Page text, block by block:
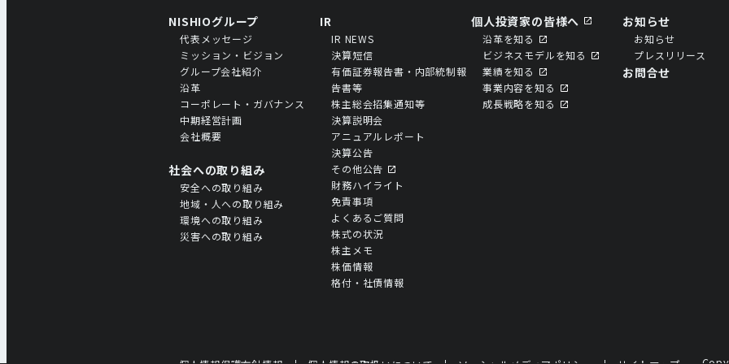
NISHIOグループ
代表メッセージ
ミッション・ビジョン
グループ会社紹介
沿革
コーポレート・ガバナンス
中期経営計画
会社概要
社会への取り組み
安全への取り組み
地域・人への取り組み
環境への取り組み
災害への取り組み
IR
IR NEWS
決算短信
有価証券報告書・内部統制報
告書等
株主総会招集通知等
決算説明会
アニュアルレポート
決算公告
その他公告
財務ハイライト
免責事項
よくあるご質問
株式の状況
株主メモ
株価情報
格付・社債情報
個人投資家の皆様へ
沿革を知る
ビジネスモデルを知る
業績を知る
事業内容を知る
成⻑戦略を知る
お知らせ
お知らせ
プレスリリース
お問合せ